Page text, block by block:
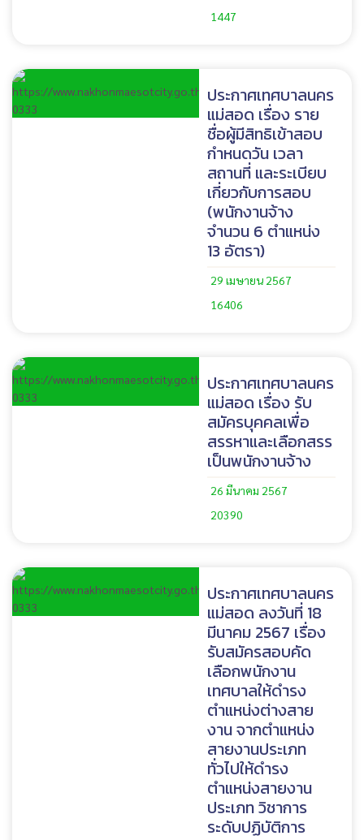
1447
ประกาศเทศบาลนคร
แม่สอด เรื่อง ราย
ชื่อผู้มีสิทธิเข้าสอบ
กำหนดวัน เวลา
สถานที่ และระเบียบ
เกี่ยวกับการสอบ
(พนักงานจ้าง
จำนวน 6 ตำแหน่ง
13 อัตรา)
29 เมษายน 2567
16406
ประกาศเทศบาลนคร
แม่สอด เรื่อง รับ
สมัครบุคคลเพื่อ
สรรหาและเลือกสรร
เป็นพนักงานจ้าง
26 มีนาคม 2567
20390
ประกาศเทศบาลนคร
แม่สอด ลงวันที่ 18
มีนาคม 2567 เรื่อง
รับสมัครสอบคัด
เลือกพนักงาน
เทศบาลให้ดำรง
ตำแหน่งต่างสาย
งาน จากตำแหน่ง
สายงานประเภท
ทั่วไปให้ดำรง
ตำแหน่งสายงาน
ประเภท วิชาการ
ระดับปฏิบัติการ